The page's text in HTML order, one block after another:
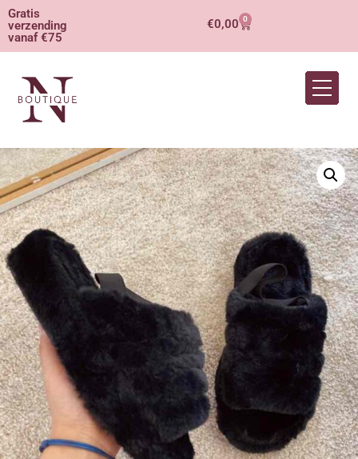
Gratis
verzending
vanaf €75
€0,00 0